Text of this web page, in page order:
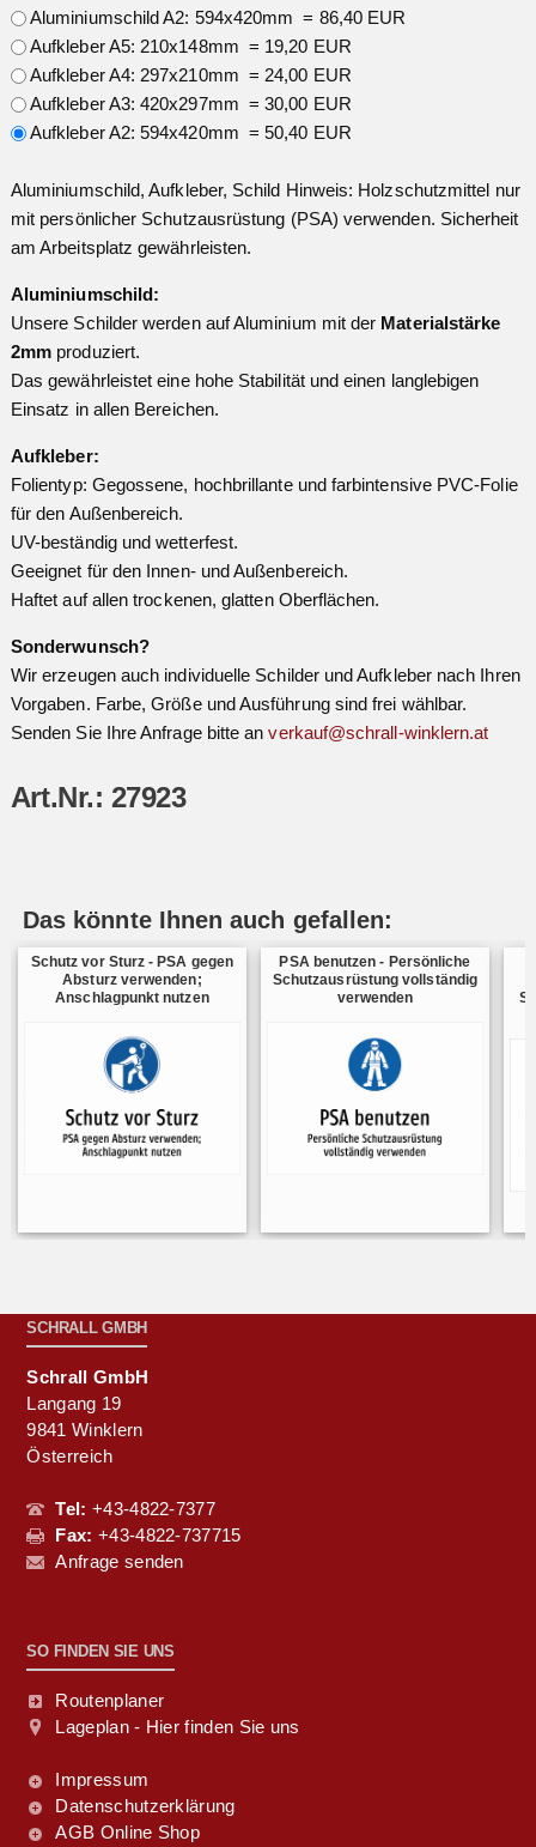
Aluminiumschild A2: 594x420mm = 86,40 EUR
Aufkleber A5: 210x148mm = 19,20 EUR
Aufkleber A4: 297x210mm = 24,00 EUR
Aufkleber A3: 420x297mm = 30,00 EUR
Aufkleber A2: 594x420mm = 50,40 EUR
Aluminiumschild, Aufkleber, Schild Hinweis: Holzschutzmittel nur
mit persönlicher Schutzausrüstung (PSA) verwenden. Sicherheit
am Arbeitsplatz gewährleisten.
Aluminiumschild:
Unsere Schilder werden auf Aluminium mit der Materialstärke
2mm produziert.
Das gewährleistet eine hohe Stabilität und einen langlebigen
Einsatz in allen Bereichen.
Aufkleber:
Folientyp: Gegossene, hochbrillante und farbintensive PVC-Folie
für den Außenbereich.
UV-beständig und wetterfest.
Geeignet für den Innen- und Außenbereich.
Haftet auf allen trockenen, glatten Oberflächen.
Sonderwunsch?
Wir erzeugen auch individuelle Schilder und Aufkleber nach Ihren
Vorgaben. Farbe, Größe und Ausführung sind frei wählbar.
Senden Sie Ihre Anfrage bitte anverkauf@schrall-winklern.at
Art.Nr.: 27923
Das könnte Ihnen auch gefallen:
Schutz vor Sturz - PSA gegen
Absturz verwenden;
Anschlagpunkt nutzen
PSA benutzen - Persönliche
Schutzausrüstung vollständig
verwenden
SCHRALL GMBH
Schrall GmbH
Langang 19
9841 Winklern
Österreich
Tel: +43-4822-7377
Fax: +43-4822-737715
Anfrage senden
SO FINDEN SIE UNS
Routenplaner
Lageplan - Hier finden Sie uns
Impressum
Datenschutzerklärung
AGB Online Shop